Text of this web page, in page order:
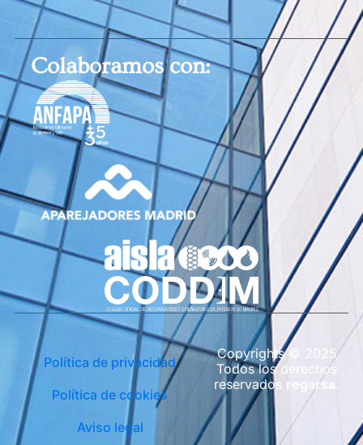
Colaboramos con:
Política de privacidad
Política de cookies
Aviso legal
Copyrights © 2025
Todos los derechos
reservados regarsa .